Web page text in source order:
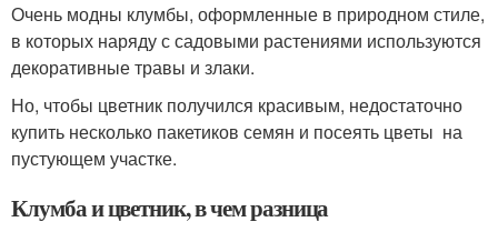
Очень модны клумбы, оформленные в природном стиле,
в которых наряду с садовыми растениями используются
декоративные травы и злаки.
Но, чтобы цветник получился красивым, недостаточно
купить несколько пакетиков семян и посеять цветы на
пустующем участке.
Клумба и цветник, в чем разница